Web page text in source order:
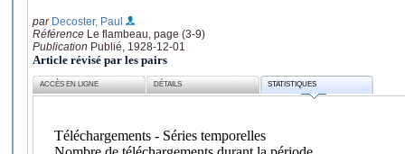
par Decoster, Paul
Référence Le flambeau, page (3-9)
Publication Publié, 1928-12-01
Article révisé par les pairs
ACCÈS EN LIGNE DÉTAILS STATISTIQUES